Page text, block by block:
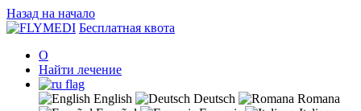
Назад на начало
Бесплатная квота
О
Найти лечение
English Deutsch
Romana